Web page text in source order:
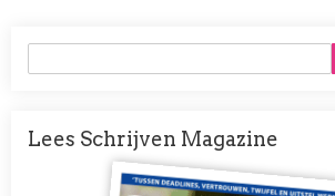
Lees Schrijven Magazine
Afbeelding